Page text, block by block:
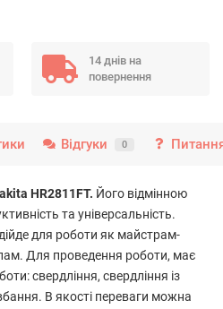
14 днів на
повернення
Відгуки 0
HR2811FT. Його відмінною
та універсальність.
для роботи як майстрам-
Для проведення роботи, має
свердління, свердління із
В якості переваги можна